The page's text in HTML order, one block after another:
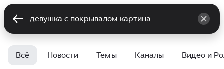
Всё Новости Темы Каналы Видео и